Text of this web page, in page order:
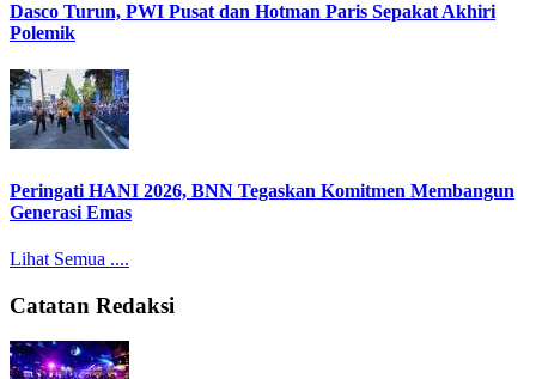
Dasco Turun, PWI Pusat dan Hotman Paris Sepakat Akhiri
Polemik
Peringati HANI 2026, BNN Tegaskan Komitmen Membangun
Generasi Emas
Lihat Semua ....
Catatan Redaksi